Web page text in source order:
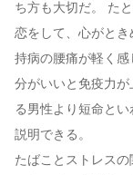
ち方も大切だ。 た
恋をして、心がとき
持病の腰痛が軽く
分がいいと免疫力
る男性より短命と
説明できる。
たばことストレス